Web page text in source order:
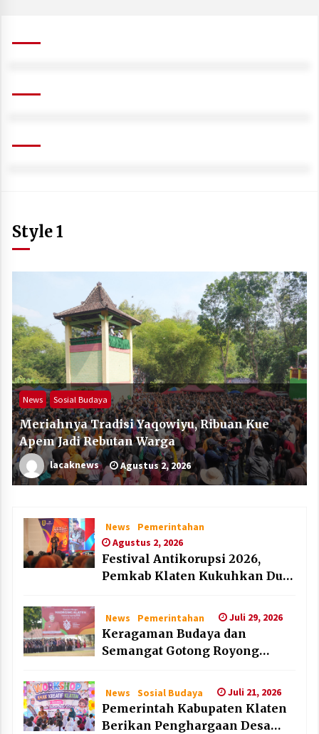
Style 1
News Sosial Budaya
Meriahnya Tradisi Yaqowiyu, Ribuan Kue
Apem Jadi Rebutan Warga
lacaknews Agustus 2, 2026
News
Pemerintahan
Agustus 2, 2026
Festival Antikorupsi 2026,
Pemkab Klaten Kukuhkan Duta
News Pemerintahan Juli 29, 2026
Keragaman Budaya dan
Semangat Gotong Royong
News Sosial Budaya Juli 21, 2026
Pemerintah Kabupaten Klaten
Berikan Penghargaan Desa